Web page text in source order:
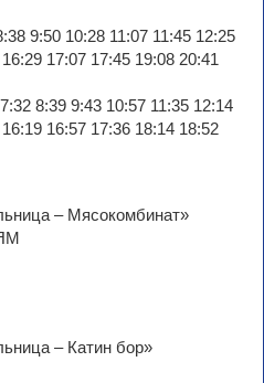
9:50 10:28 11:07 11:45 12:25
17:07 17:45 19:08 20:41
8:39 9:43 10:57 11:35 12:14
16:57 17:36 18:14 18:52
– Мясокомбинат»
– Катин бор»